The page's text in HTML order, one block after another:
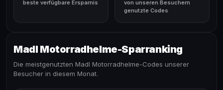
beste verfügbare Ersparnis
von unseren Besuchern
genutzte Codes
Madl Motorradhelme-Sparranking
Die meistgenutzten Madl Motorradhelme-Codes unserer
Besucher in diesem Monat.